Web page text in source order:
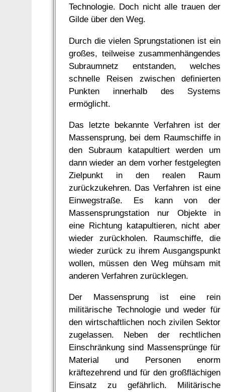
Technologie. Doch nicht alle trauen der
Gilde über den Weg.
Durch die vielen Sprungstationen ist ein
großes, teilweise zusammenhängendes
Subraumnetz entstanden, welches
schnelle Reisen zwischen definierten
Punkten innerhalb des Systems
ermöglicht.
Das letzte bekannte Verfahren ist der
Massensprung, bei dem Raumschiffe in
den Subraum katapultiert werden um
dann wieder an dem vorher festgelegten
Zielpunkt in den realen Raum
zurückzukehren. Das Verfahren ist eine
Einwegstraße. Es kann von der
Massensprungstation nur Objekte in
eine Richtung katapultieren, nicht aber
wieder zurückholen. Raumschiffe, die
wieder zurück zu ihrem Ausgangspunkt
wollen, müssen den Weg mühsam mit
anderen Verfahren zurücklegen.
Der Massensprung ist eine rein
militärische Technologie und weder für
den wirtschaftlichen noch zivilen Sektor
zugelassen. Neben der rechtlichen
Einschränkung sind Massensprünge für
Material und Personen enorm
kräftezehrend und für den großflächigen
Einsatz zu gefährlich. Militärische